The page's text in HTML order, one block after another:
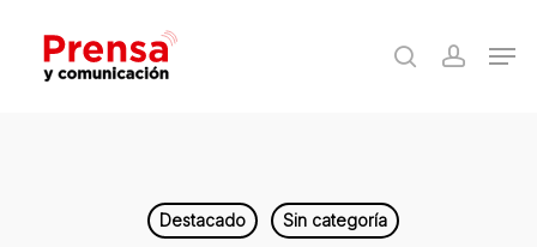
main
search
Destacado Sin categoría